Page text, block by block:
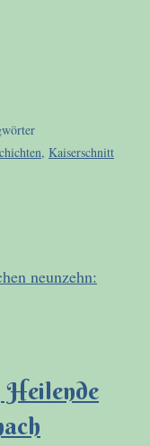
, Kaiserschnitt
Heilende